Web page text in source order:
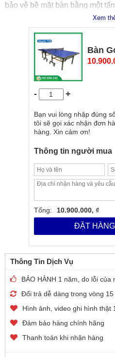
bảo vệ bề mặt bàn bằng một
bằng một tấm vải để tránh bụi
thể làm trầy xước bề mặt.
Cam kết 100% hàng chính
Xem
Bàn
- +
Bạn vui lòng nhập đúng
tôi sẽ gọi xác nhận đơn
hàng. Xin cảm ơn!
Thông tin người mua
Tổng: 10.900.000, ₫
ĐẶT
Thông Tin Dịch Vụ
BẢO HÀNH 1 năm, do lỗi của
Đổi trả dễ dàng trong vòng
Hình ảnh, video ghi hình thật
Đảm bảo hàng chính hãng
Thanh toán khi nhận hàng